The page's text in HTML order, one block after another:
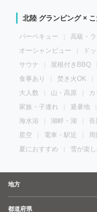
北陸 グランピング ×
バーベキュー 高級・
オーシャンビュー
ド
サウナ
屋根付きBBQ
食事あり
焚き火OK
大人数
山・高原
家族・子連れ
避暑地
海水浴
湖畔・湖 長
星空
電車・駅近
夏におすすめ
雪が楽
地方
都道府県